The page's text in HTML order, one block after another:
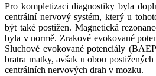
Pro kompletizaci diagnostiky byla
centrální nervový systém, který u
být také postižen. Magnetická
byla v normě. Zrakové evokované
Sluchové evokované potenciály
bratra matky, avšak u obou
centrálních nervových drah v mozku.